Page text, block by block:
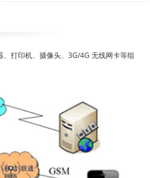
打印机、摄像头、3G/4G 无线网卡等组